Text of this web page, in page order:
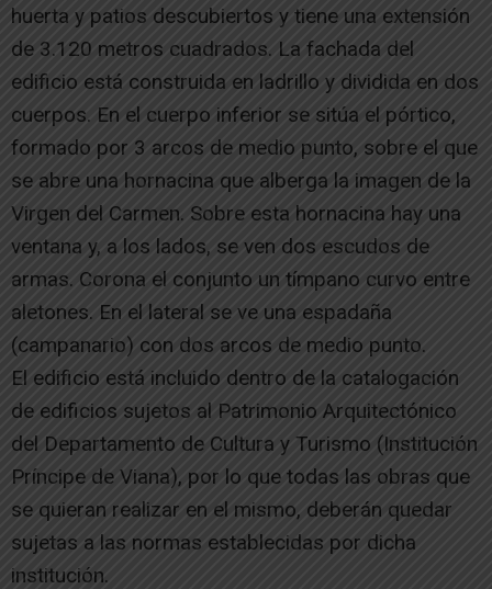
huerta y patios descubiertos y tiene una extensión
de 3.120 metros cuadrados. La fachada del
edificio está construida en ladrillo y dividida en dos
cuerpos. En el cuerpo inferior se sitúa el pórtico,
formado por 3 arcos de medio punto, sobre el que
se abre una hornacina que alberga la imagen de la
Virgen del Carmen. Sobre esta hornacina hay una
ventana y, a los lados, se ven dos escudos de
armas. Corona el conjunto un tímpano curvo entre
aletones. En el lateral se ve una espadaña
(campanario) con dos arcos de medio punto.
El edificio está incluido dentro de la catalogación
de edificios sujetos al Patrimonio Arquitectónico
del Departamento de Cultura y Turismo (Institución
Príncipe de Viana), por lo que todas las obras que
se quieran realizar en el mismo, deberán quedar
sujetas a las normas establecidas por dicha
institución.